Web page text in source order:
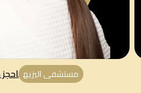
مستشفى اليزيه احجز